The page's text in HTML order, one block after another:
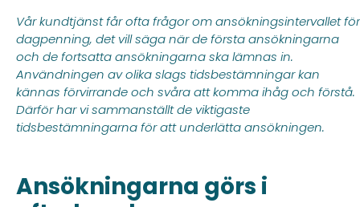
Vår kundtjänst får ofta frågor om ansökningsintervallet för
dagpenning, det vill säga när de första ansökningarna
och de fortsatta ansökningarna ska lämnas in.
Användningen av olika slags tidsbestämningar kan
kännas förvirrande och svåra att komma ihåg och förstå.
Därför har vi sammanställt de viktigaste
tidsbestämningarna för att underlätta ansökningen.
Ansökningarna görs i